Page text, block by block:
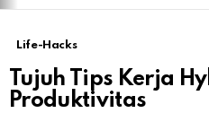
Life-Hacks
Tujuh Tips Kerja
Produktivitas